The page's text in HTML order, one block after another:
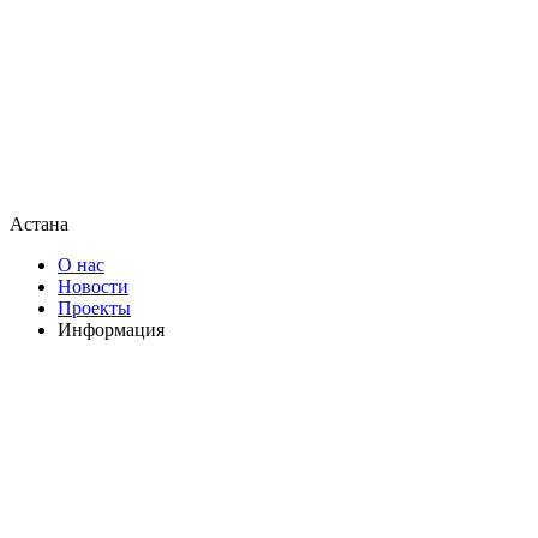
Астана
О нас
Новости
Проекты
Информация